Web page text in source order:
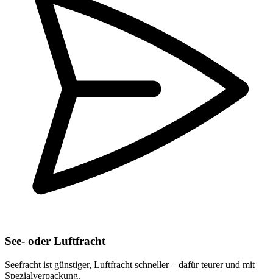
See- oder Luftfracht
Seefracht ist günstiger, Luftfracht schneller – dafür teurer und mit
Spezialverpackung.